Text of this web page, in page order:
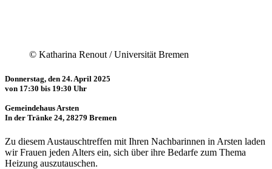
© Katharina Renout / Universität Bremen
Donnerstag, den 24. April 2025
von 17:30 bis 19:30 Uhr
Gemeindehaus Arsten
In der Tränke 24, 28279 Bremen
Zu diesem Austauschtreffen mit Ihren Nachbarinnen in Arsten laden
wir Frauen jeden Alters ein, sich über ihre Bedarfe zum Thema
Heizung auszutauschen.